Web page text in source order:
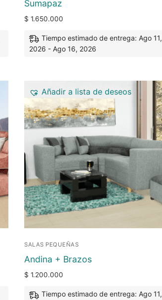
Sumapaz
$ 1.650.000
Tiempo estimado de entrega: Ago 11,
2026 - Ago 16, 2026
Añadir a lista de deseos
SALAS PEQUEÑAS
Andina + Brazos
$ 1.200.000
Tiempo estimado de entrega: Ago 11,